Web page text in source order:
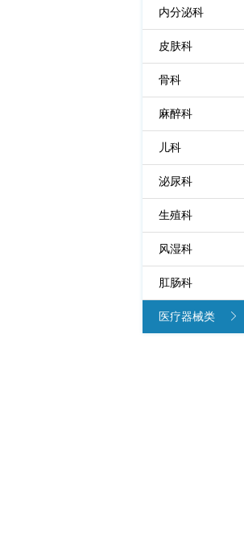
内分泌科
皮肤科
骨科
麻醉科
儿科
泌尿科
生殖科
风湿科
肛肠科
医疗器械类